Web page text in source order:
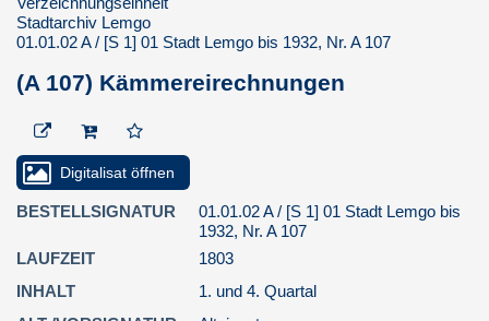
(A 3) Deputierte, Einnahmen
(A 83) Deputation
(A 84) Spezialeinnahme -
und Ausgaberechnung der
Deputierten
(A 85 II) Speciall Einnahmbß
Stadtarchiv Lemgo
01.01.02 A / [S 1] 01 Stadt Lemgo bis 1932, Nr. A 107
(A 107) Kämmereirechnungen
Digitalisat öffnen
BESTELLSIGNATUR
01.01.02 A / [S 1] 01 Stadt Lemgo bis
1932, Nr. A 107
LAUFZEIT
1803
INHALT
1. und 4. Quartal